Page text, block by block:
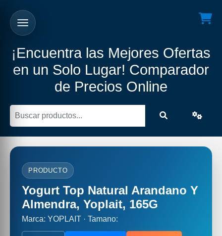
¡Encuentra las Mejores Ofertas
en un Solo Lugar! Comparador
de Precios Online
PRODUCTO
Yogurt Top Natural Arandano Y
Almendra, Yoplait, 165G
Marca: YOPLAIT · Tamano: